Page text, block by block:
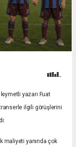
yazarı Fuat
ilgili görüşlerini
maliyeti yanında çok